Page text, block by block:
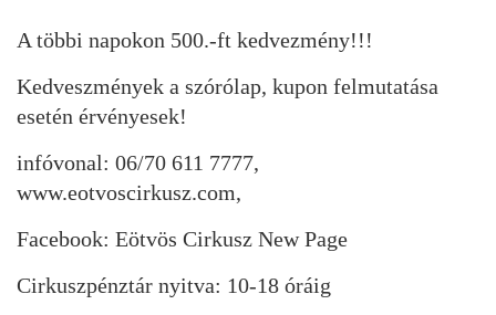
A többi napokon 500.-ft kedvezmény!!!
Kedveszmények a szórólap, kupon felmutatása
esetén érvényesek!
infóvonal: 06/70 611 7777,
www.eotvoscirkusz.com,
Facebook: Eötvös Cirkusz New Page
Cirkuszpénztár nyitva: 10-18 óráig